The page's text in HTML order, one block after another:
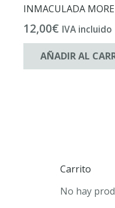
INMACULADA
12,00€ IVA incluido
AÑADIR AL
Carrito
No hay